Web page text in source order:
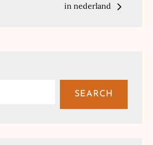
in nederland
SEARCH